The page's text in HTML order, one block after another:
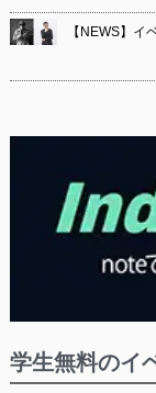
【NEWS】
学生無料のイ